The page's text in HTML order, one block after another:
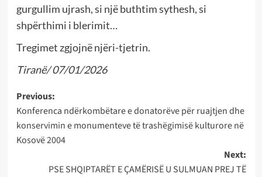
gurgullim ujrash, si një buthtim sythesh, si
shpërthimi i blerimit…
Tregimet zgjojnë njëri-tjetrin.
Tiranë/ 07/01/2026
Post
navigation
Previous:
Konferenca ndërkombëtare e donatorëve për ruajtjen dhe
konservimin e monumenteve të trashëgimisë kulturore në
Kosovë 2004
Next:
PSE SHQIPTARËT E ÇAMËRISË U SULMUAN PREJ TË